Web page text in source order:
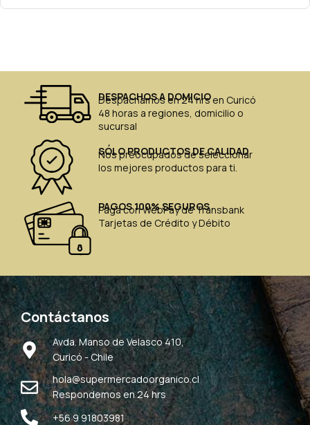
DESPACHOS A DOMICIO
Despachamos en 24 hrs en Curicó
48 horas a regiones, domicilio o
sucursal
SÓLO PRODUCTOS DE CALIDAD
Nos preocupados de seleccionar
los mejores productos para ti.
PAGOS 100% SEGUROS
Paga con WebPay de Transbank
Tarjetas de Crédito y Débito
Contáctanos
Avda. Manso de Velasco 410,
Curicó - Chile
hola@supermercadoorganico.cl
Respondemos en 24 hrs
+56 9 91803981